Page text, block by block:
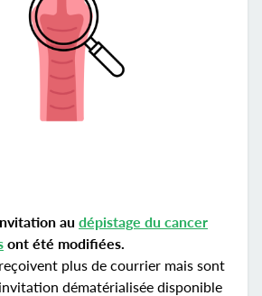
au dépistage du cancer
ont été modifiées.
plus de courrier mais sont
dématérialisée disponible